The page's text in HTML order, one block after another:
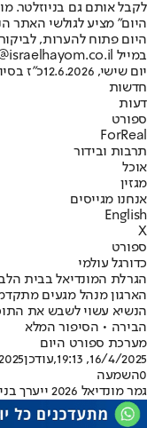
לקבל אותם גם בניוזלטר.
היום" מציע לגולשי האתר
היום פתוח להערות,
במייל hayom@israelhayom.co.il.
יום שישי, 12.6.2026
כ"ז
חדשות
דעות
ספורט
ForReal
תרבות ובידור
אוכל
מגזין
אנחנו מגייסים
English
X
ספורט
כדורגל עולמי
הגרלת המונדיאל בבית
הנשיא עשוי לשבש את
הבירה • הסיפור המלא
מערכת ספורט היום
16/4/2025, 19:13
,עודכן19:20
0השמעה
גמר מונדיאל 2026 ייערך בניו ג'רזי / קרדיט: פיפ"א